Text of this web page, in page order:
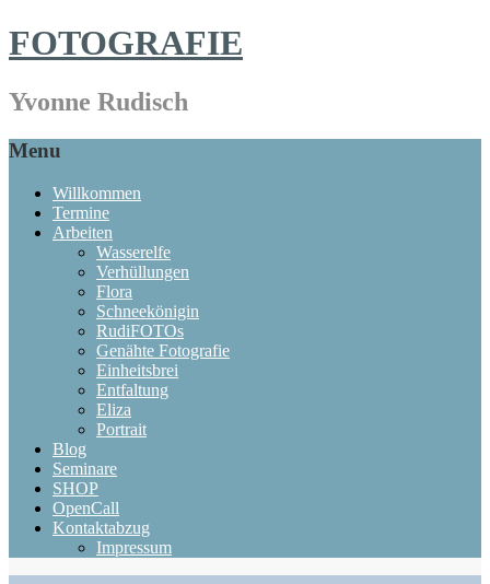
FOTOGRAFIE
Yvonne Rudisch
Menu
Willkommen
Termine
Arbeiten
Wasserelfe
Verhüllungen
Flora
Schneekönigin
RudiFOTOs
Genähte Fotografie
Einheitsbrei
Entfaltung
Eliza
Portrait
Blog
Seminare
SHOP
OpenCall
Kontaktabzug
Impressum